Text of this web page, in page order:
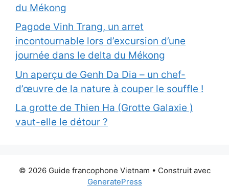
du Mékong
Pagode Vinh Trang, un arret
incontournable lors d’excursion d’une
journée dans le delta du Mékong
Un aperçu de Genh Da Dia – un chef-
d’œuvre de la nature à couper le souffle !
La grotte de Thien Ha (Grotte Galaxie )
vaut-elle le détour ?
© 2026 Guide francophone Vietnam • Construit avec
GeneratePress